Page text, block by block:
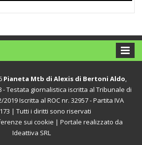
Pianeta Mtb di Alexis di Bertoni Aldo,
- Testata giornalistica iscritta al Tribunale di
Iscritta al ROC nr. 32957 - Partita IVA
| Tutti i diritti sono riservati
sui cookie | Portale realizzato da
Ideattiva SRL